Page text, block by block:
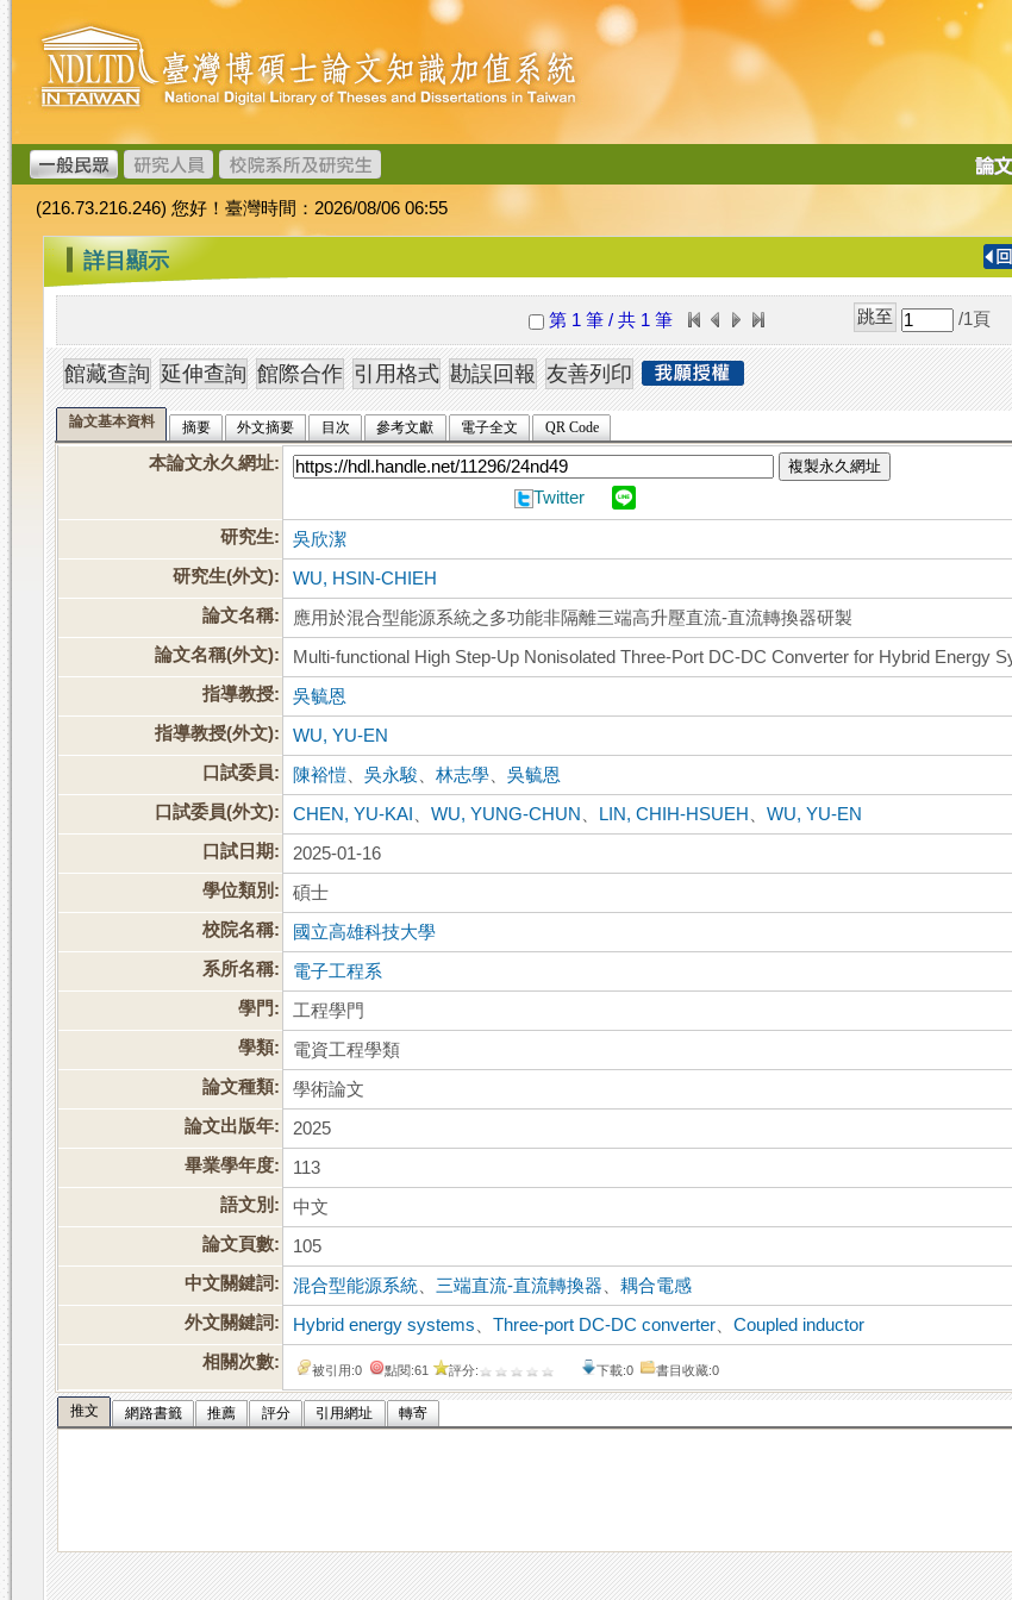
跳
到
主
要
內
容
臺
灣
博
碩
士
論
文
加
值
系
統
導
(216.73.216.246) 您好！臺灣時間：2026/08/06 06:55
::: 詳目顯示
第 1 筆 / 共 1 筆 /1 頁
論文基本資料 摘要 外文摘要 目次 參考文獻 電子全文 QR Code
本論文永久網址: 複製永久網址
Twitter
研究生:
吳欣潔
研究生(外文):
WU, HSIN-CHIEH
論文名稱:
應用於混合型能源系統之多功能非隔離三端高升壓直流-直流轉換器研製
論文名稱(外文):
Multi-functional High Step-Up Nonisolated Three-Port DC-DC Converter for Hybrid Energy
指導教授:
吳毓恩
指導教授(外文):
WU, YU-EN
口試委員:
陳裕愷 、吳永駿 、林志學 、吳毓恩
口試委員(外文):
CHEN, YU-KAI 、WU, YUNG-CHUN LIN, CHIH-HSUEH 、WU, YU-EN
口試日期:
2025-01-16
學位類別:
碩士
校院名稱:
國立高雄科技大學
系所名稱:
電子工程系
學門:
工程學門
學類:
電資工程學類
論文種類:
學術論文
論文出版年:
2025
畢業學年度:
113
語文別:
中文
論文頁數:
105
中文關鍵詞:
混合型能源系統 三端直流-直流轉換器 、耦合電感
外文關鍵詞:
Hybrid energy systems 、Three-port DC-DC converter 、Coupled inductor
相關次數:
被引用:0 點閱:61 評分: 下載:0 書目收藏:0
推文 網路書籤 推薦 評分 引用網址 轉寄